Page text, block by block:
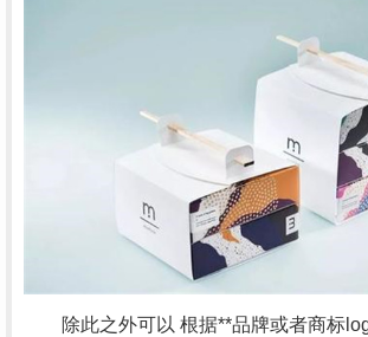
除此之外可以 根据**品牌或者商标